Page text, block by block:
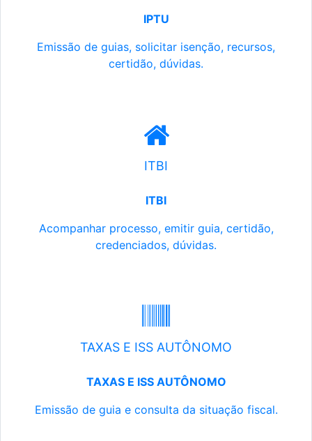
IPTU
Emissão de guias, solicitar isenção, recursos,
certidão, dúvidas.
ITBI
ITBI
Acompanhar processo, emitir guia, certidão,
credenciados, dúvidas.
TAXAS E ISS AUTÔNOMO
TAXAS E ISS AUTÔNOMO
Emissão de guia e consulta da situação fiscal.